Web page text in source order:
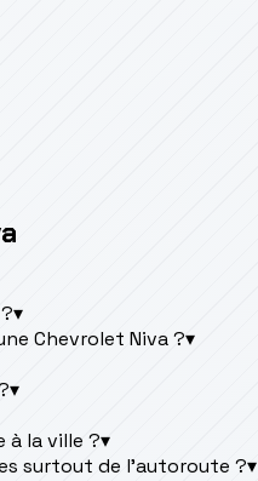
▾
Chevrolet Niva ?▾
▾
à la ville ?▾
surtout de l'autoroute ?▾